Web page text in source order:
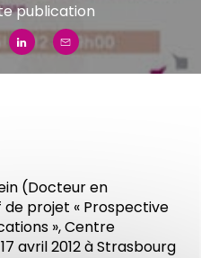
publication
(Docteur en
projet « Prospective
», Centre
avril 2012 à Strasbourg